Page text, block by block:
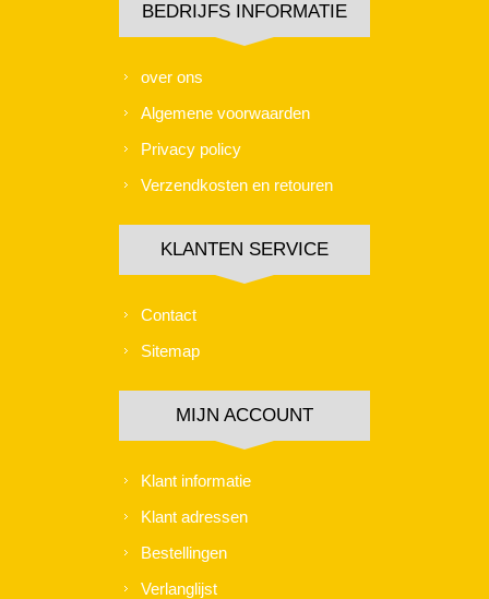
BEDRIJFS INFORMATIE
over ons
Algemene voorwaarden
Privacy policy
Verzendkosten en retouren
KLANTEN SERVICE
Contact
Sitemap
MIJN ACCOUNT
Klant informatie
Klant adressen
Bestellingen
Verlanglijst